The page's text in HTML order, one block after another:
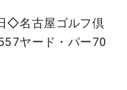
◇名古屋ゴルフ倶
ヤード・パー70